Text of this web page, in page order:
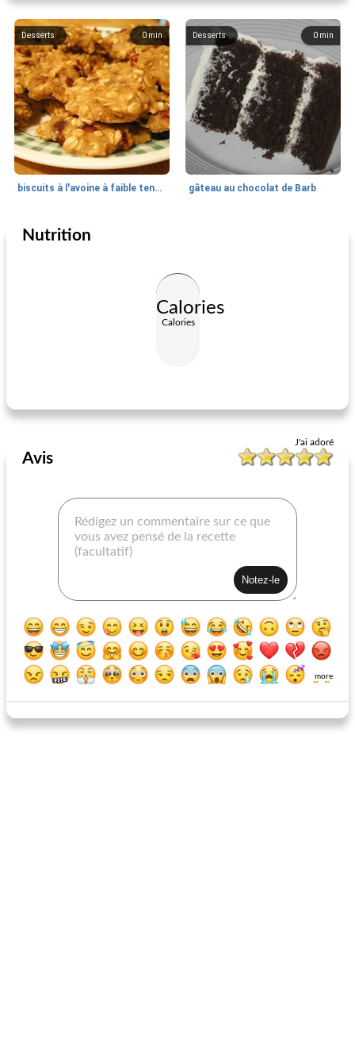
0 min
Desserts
biscuits à l'avoine à faible teneur en matière grasse à l'avoine
0 min
Desserts
gâteau au chocolat de Barb
Desserts
Nutrition
Calories
Calories
J'ai adoré
Avis
more